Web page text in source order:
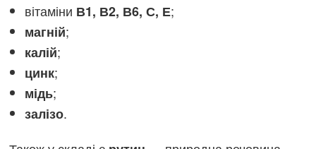
вітаміни В1, В2, В6, С, Е;
магній;
калій;
цинк;
мідь;
залізо.